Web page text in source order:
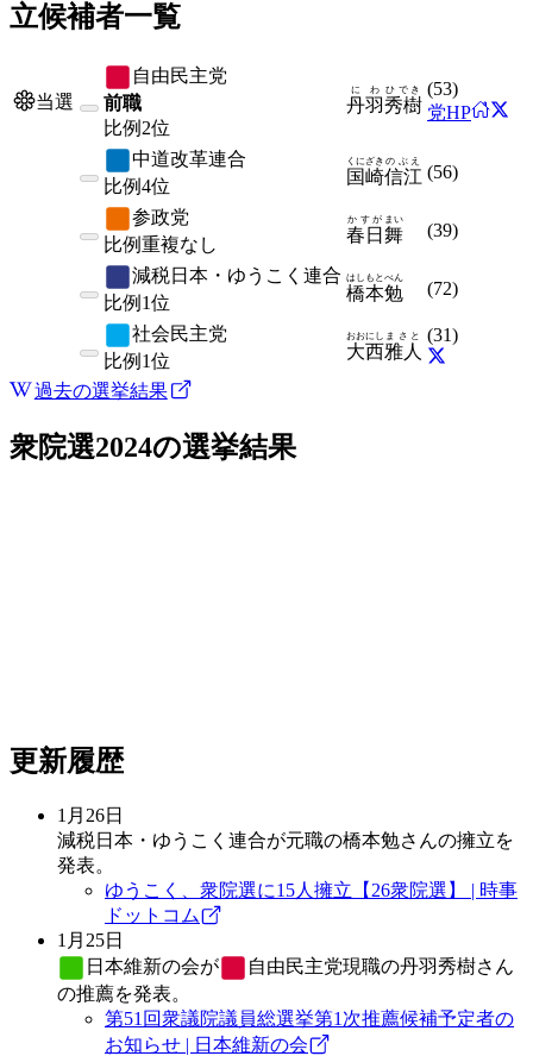
立候補者一覧
当選
自由民主党
前職
比例 2位
丹羽
にわ
秀樹
ひでき (53)
党HP
中道改革連合
比例4位 国崎
くにざき
信江
のぶえ
(56)
参政党
比例重複なし 春日
かすが
舞
まい
(39)
減税日本・ゆうこく連合
比例 1位 橋本
はしもと
勉
べん
(72)
社会民主党
比例 1位 大西
おおにし
雅人
まさと (31)
過去の選挙結果
衆院選2024の選挙結果
更新履歴
1月26日
減税日本・ゆうこく連合が元職の橋本勉さんの擁立を
発表。
ゆうこく、衆院選に15人擁立【26衆院選】 | 時事
ドットコム
1月25日
日本維新の会が 自由民主党現職の丹羽秀樹さん
の推薦を発表。
第51回衆議院議員総選挙第1次推薦候補予定者の
お知らせ | 日本維新の会